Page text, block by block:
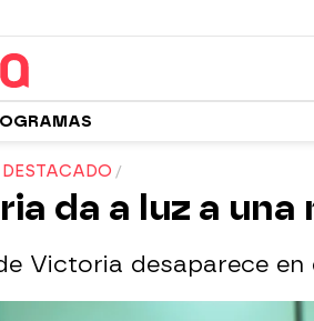
da a luz a una
Victoria desaparece en